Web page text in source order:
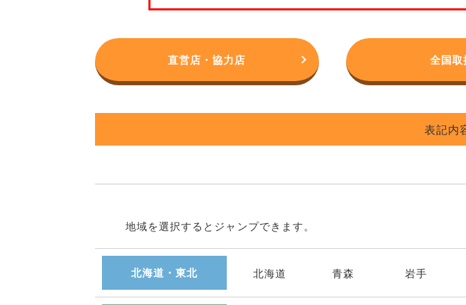
直営店・協力店 全国取
表記内
地域を選択するとジャンプできます。
北海道・東北 北海道 青森 岩手